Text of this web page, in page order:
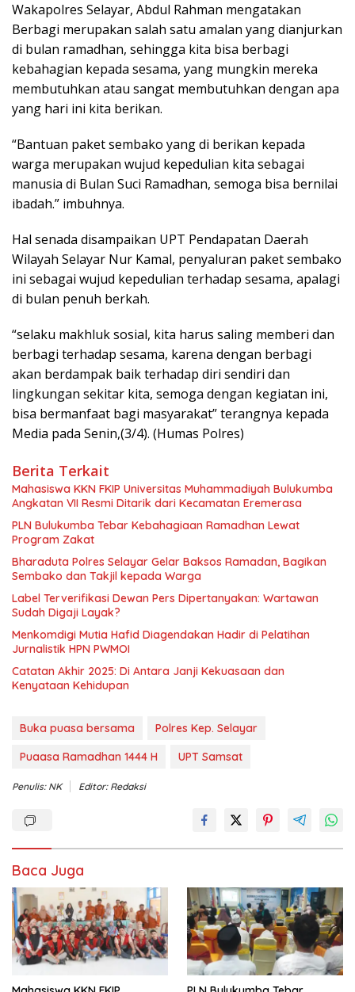
Wakapolres Selayar, Abdul Rahman mengatakan
Berbagi merupakan salah satu amalan yang dianjurkan
di bulan ramadhan, sehingga kita bisa berbagi
kebahagian kepada sesama, yang mungkin mereka
membutuhkan atau sangat membutuhkan dengan apa
yang hari ini kita berikan.
“Bantuan paket sembako yang di berikan kepada
warga merupakan wujud kepedulian kita sebagai
manusia di Bulan Suci Ramadhan, semoga bisa bernilai
ibadah.” imbuhnya.
Hal senada disampaikan UPT Pendapatan Daerah
Wilayah Selayar Nur Kamal, penyaluran paket sembako
ini sebagai wujud kepedulian terhadap sesama, apalagi
di bulan penuh berkah.
“selaku makhluk sosial, kita harus saling memberi dan
berbagi terhadap sesama, karena dengan berbagi
akan berdampak baik terhadap diri sendiri dan
lingkungan sekitar kita, semoga dengan kegiatan ini,
bisa bermanfaat bagi masyarakat” terangnya kepada
Media pada Senin,(3/4). (Humas Polres)
Berita Terkait
Mahasiswa KKN FKIP Universitas Muhammadiyah Bulukumba
Angkatan VII Resmi Ditarik dari Kecamatan Eremerasa
PLN Bulukumba Tebar Kebahagiaan Ramadhan Lewat
Program Zakat
Bharaduta Polres Selayar Gelar Baksos Ramadan, Bagikan
Sembako dan Takjil kepada Warga
Label Terverifikasi Dewan Pers Dipertanyakan: Wartawan
Sudah Digaji Layak?
Menkomdigi Mutia Hafid Diagendakan Hadir di Pelatihan
Jurnalistik HPN PWMOI
‎Catatan Akhir 2025: Di Antara Janji Kekuasaan dan
Kenyataan Kehidupan
Buka puasa bersama
Polres Kep. Selayar
Puaasa Ramadhan 1444 H
UPT Samsat
Penulis: NK Editor: Redaksi
Baca Juga